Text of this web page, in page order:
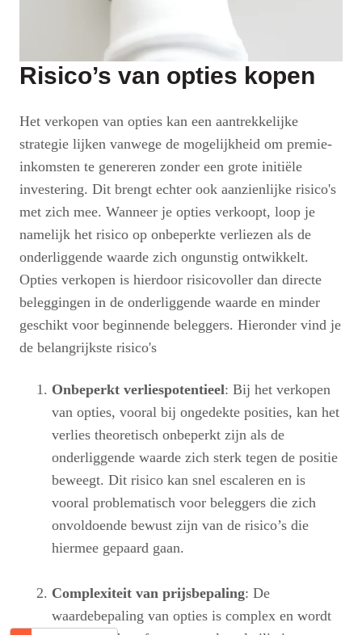
Risico’s van opties kopen
Het verkopen van opties kan een aantrekkelijke
strategie lijken vanwege de mogelijkheid om premie-
inkomsten te genereren zonder een grote initiële
investering. Dit brengt echter ook aanzienlijke risico's
met zich mee. Wanneer je opties verkoopt, loop je
namelijk het risico op onbeperkte verliezen als de
onderliggende waarde zich ongunstig ontwikkelt.
Opties verkopen is hierdoor risicovoller dan directe
beleggingen in de onderliggende waarde en minder
geschikt voor beginnende beleggers. Hieronder vind je
de belangrijkste risico's
Onbeperkt verliespotentieel: Bij het verkopen
van opties, vooral bij ongedekte posities, kan het
verlies theoretisch onbeperkt zijn als de
onderliggende waarde zich sterk tegen de positie
beweegt. Dit risico kan snel escaleren en is
vooral problematisch voor beleggers die zich
onvoldoende bewust zijn van de risico’s die
hiermee gepaard gaan.
Complexiteit van prijsbepaling: De
waardebepaling van opties is complex en wordt